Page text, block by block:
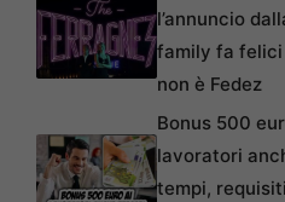
l’annuncio
family fa felici
non è Fedez
Bonus 500
lavoratori
tempi,